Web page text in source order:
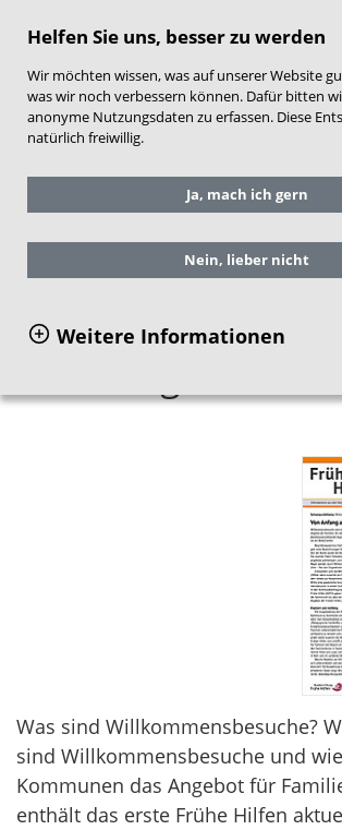
Helfen Sie uns, besser zu werden
Wir möchten wissen, was auf unserer Website
was wir noch verbessern können. Dafür bitten
anonyme Nutzungsdaten zu erfassen. Diese
natürlich freiwillig.
Ja, mach ich gern
Nein, lieber nicht
Weitere Informationen
Sie befinden sich hier: Service
Einzelansicht
Frühe Hilfen
Was sind Willkommensbesuche?
sind Willkommensbesuche und
Kommunen das Angebot für
enthält das erste Frühe Hilfen